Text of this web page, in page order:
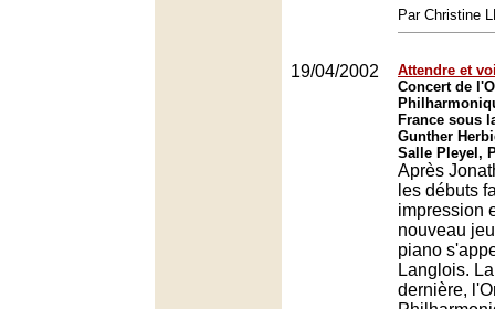
Par Christine
19/04/2002
Attendre et
Concert de
France sous
Gunther
Salle Pleyel,
Après
les débuts
impression
nouveau
piano
Langlois.
dernière,